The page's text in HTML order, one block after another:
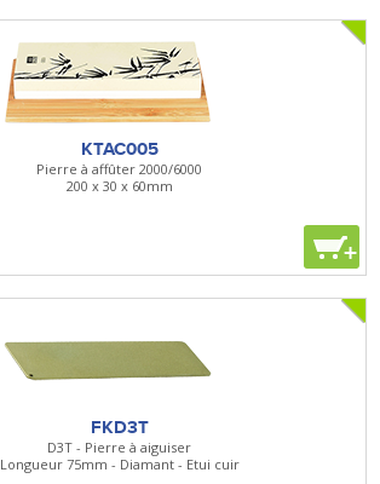
KTAC005
Pierre à affûter 2000/6000
200 x 30 x 60mm
+
FKD3T
D3T - Pierre à aiguiser
Longueur 75mm - Diamant - Etui cuir